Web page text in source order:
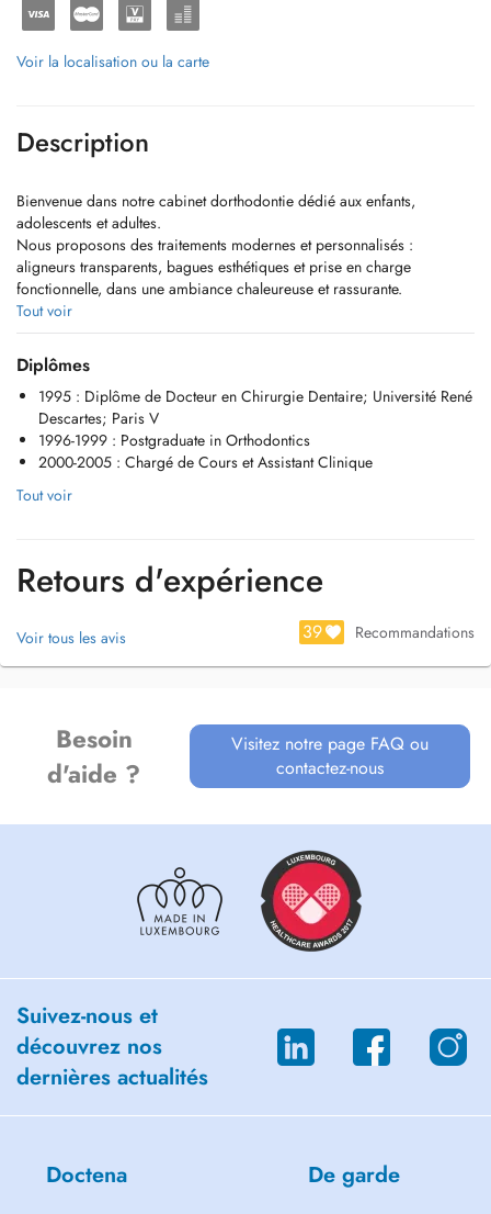
Voir la localisation ou la carte
Description
Bienvenue dans notre cabinet dorthodontie dédié aux enfants,
adolescents et adultes.
Nous proposons des traitements modernes et personnalisés :
aligneurs transparents, bagues esthétiques et prise en charge
fonctionnelle, dans une ambiance chaleureuse et rassurante.
Nous sommes également spécialisés dans les apnées du sommeil et
proposons une vaste gamme dorthèses sur mesure adaptées aux
besoins de chaque patient.
Notre priorité : vous offrir un sourire harmonieux, une meilleure
confiance en vous et un accompagnement de qualité à chaque étape
du traitement.
Tout voir
Diplômes
1995 : Diplôme de Docteur en Chirurgie Dentaire; Université René
Descartes; Paris V
1996-1999 : Postgraduate in Orthodontics
2000-2005 : Chargé de Cours et Assistant Clinique
Tout voir
Retours d'expérience
Voir tous les avis 39 Recommandations
Besoin
d'aide ?
Visitez notre page FAQ ou
contactez-nous
Suivez-nous et
découvrez nos
dernières actualités
Doctena De garde